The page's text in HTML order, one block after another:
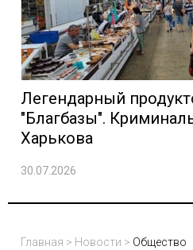
Легендарный
"Благбазы".
Харькова
30.07.2026
Главная > Новости > Общество